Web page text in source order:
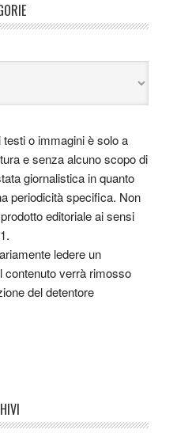
o immagini è solo a
e senza alcuno scopo di
giornalistica in quanto
periodicità specifica. Non
editoriale ai sensi
ledere un
contenuto verrà rimosso
del detentore